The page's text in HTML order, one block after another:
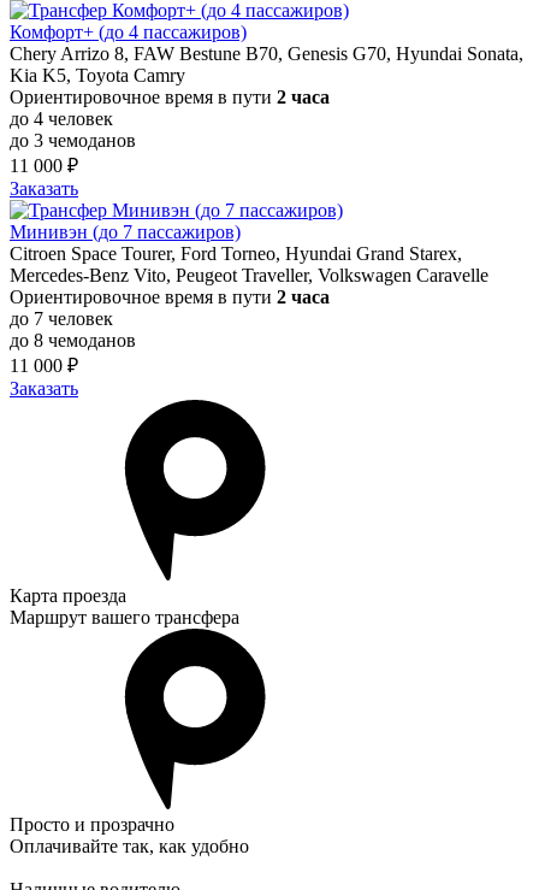
Комфорт+ (до 4 пассажиров)
Chery Arrizo 8, FAW Bestune B70, Genesis G70, Hyundai Sonata,
Kia K5, Toyota Camry
Ориентировочное время в пути 2 часа
до 4 человек
до 3 чемоданов
11 000 ₽
Заказать
Минивэн (до 7 пассажиров)
Citroen Space Tourer, Ford Torneo, Hyundai Grand Starex,
Mercedes-Benz Vito, Peugeot Traveller, Volkswagen Caravelle
Ориентировочное время в пути 2 часа
до 7 человек
до 8 чемоданов
11 000 ₽
Заказать
Карта проезда
Маршрут вашего трансфера
Просто и прозрачно
Оплачивайте так, как удобно